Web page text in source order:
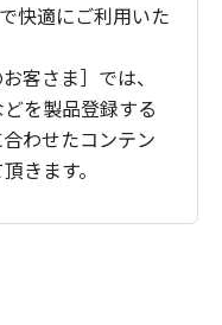
快適にご利用いた
客さま］では、
を製品登録する
わせたコンテン
きます。